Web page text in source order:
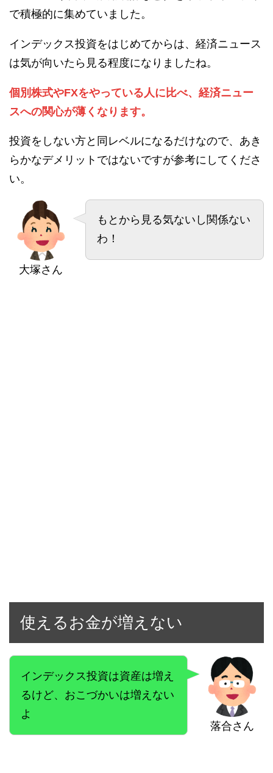
で積極的に集めていました。
インデックス投資をはじめてからは、経済ニュース
は気が向いたら見る程度になりましたね。
個別株式やFXをやっている人に比べ、経済ニュー
スへの関心が薄くなります。
投資をしない方と同レベルになるだけなので、あき
らかなデメリットではないですが参考にしてくださ
い。
大塚さん
もとから見る気ないし関係ない
わ！
使えるお金が増えない
落合さん
インデックス投資は資産は増え
るけど、おこづかいは増えない
よ